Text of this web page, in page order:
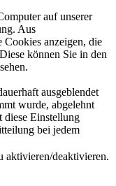
auf unserer
Aus
Cookies anzeigen, die
können Sie in den
ausgeblendet
wurde, abgelehnt
diese Einstellung
bei jedem
aktivieren/deaktivieren.